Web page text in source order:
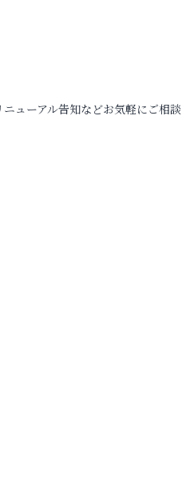
ューアル告知などお気軽にご相